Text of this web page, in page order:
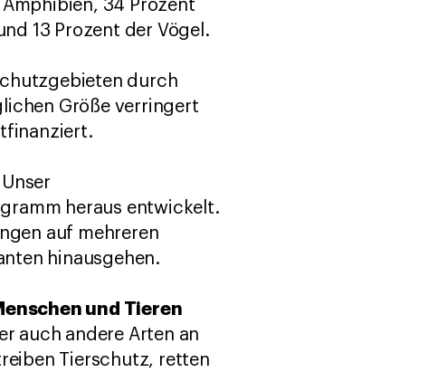
34 Prozent
13 Prozent der Vögel.
durch
Größe verringert
heraus entwickelt.
auf mehreren
hinausgehen.
und Tieren
auch andere Arten an
Tierschutz, retten